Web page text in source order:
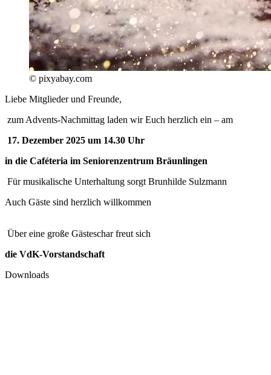
© pixyabay.com
Liebe Mitglieder und Freunde,
zum Advents-Nachmittag laden wir Euch herzlich ein – am
17. Dezember 2025 um 14.30 Uhr
in die Caféteria im Seniorenzentrum Bräunlingen
Für musikalische Unterhaltung sorgt Brunhilde Sulzmann
Auch Gäste sind herzlich willkommen
Über eine große Gästeschar freut sich
die VdK-Vorstandschaft
Downloads